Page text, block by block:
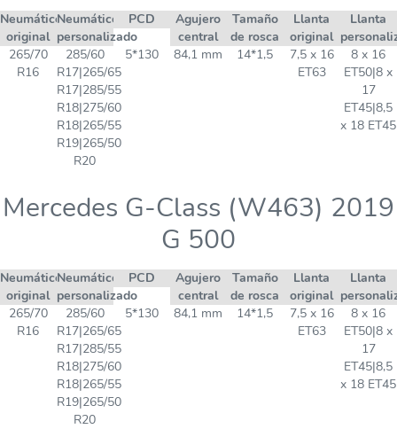
Neumático
original
Neumático
personalizado
PCD
Agujero
central
Tamaño
de rosca
Llanta
original
Llanta
265/70
R16
285/60
R17|265/65
R17|285/55
R18|275/60
R18|265/55
R19|265/50
R20
5*130 84,1 mm 14*1,5
7,5 x 16
ET63
8 x 16
ET50|8 x
17
ET45|8,5
x 18 ET45
Mercedes G-Class (W463) 2019
G 500
Neumático
original
Neumático
personalizado
PCD
Agujero
central
Tamaño
de rosca
Llanta
original
Llanta
265/70
R16
285/60
R17|265/65
R17|285/55
R18|275/60
R18|265/55
R19|265/50
R20
5*130 84,1 mm 14*1,5
7,5 x 16
ET63
8 x 16
ET50|8 x
17
ET45|8,5
x 18 ET45